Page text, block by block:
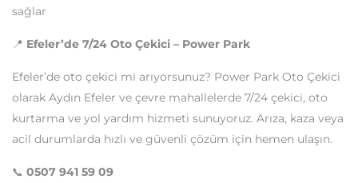
sağlar
📍 Efeler’de 7/24 Oto Çekici – Power Park
Efeler’de oto çekici mi arıyorsunuz? Power Park Oto Çekici
olarak Aydın Efeler ve çevre mahallelerde 7/24 çekici, oto
kurtarma ve yol yardım hizmeti sunuyoruz. Arıza, kaza veya
acil durumlarda hızlı ve güvenli çözüm için hemen ulaşın.
📞 0507 941 59 09